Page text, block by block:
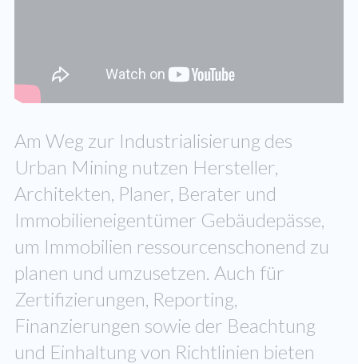
Am Weg zur Industrialisierung des
Urban Mining nutzen Hersteller,
Architekten, Planer, Berater und
Immobilieneigentümer Gebäudepässe,
um Immobilien ressourcenschonend zu
planen und umzusetzen. Auch für
Zertifizierungen, Reporting,
Finanzierungen sowie der Beachtung
und Einhaltung von Richtlinien bieten